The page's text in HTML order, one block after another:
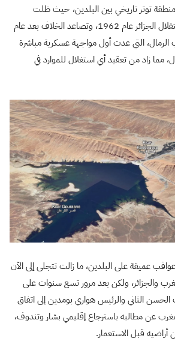
توتر تاريخي بين البلدين، حيث ظلت
الحدود محل نزاع منذ استقلال الجزائر عام 1962، وتصاعد الخلاف بعد عام
التي عدت أول مواجهة عسكرية مباشرة
مما زاد من تعقيد أي استغلال للموارد في
عميقة على البلدين، ما زالت تتجلى إلى الآن
والجزائر، ولكن بعد مرور تسع سنوات على
الثاني والرئيس هواري بومدين إلى اتفاق
عن مطالبه باسترجاع إقليمي بشار وتندوف،
أراضيه قبل الاستعمار.